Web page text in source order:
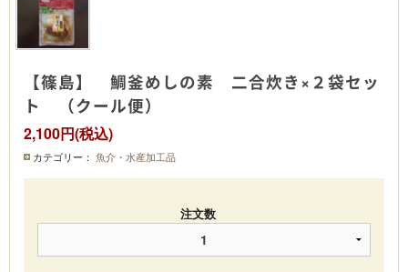
【篠島】 鯛釜めしの素 二合炊き×２袋セッ
ト （クール便）
2,100円(税込)
カテゴリー： 魚介・水産加工品
注文数